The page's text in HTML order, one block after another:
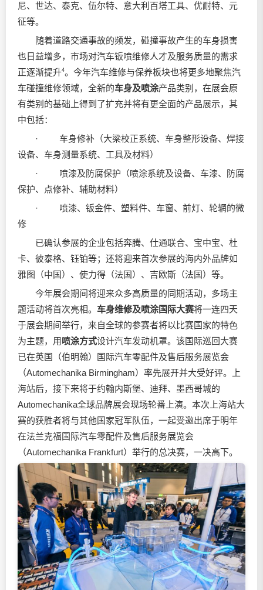
尼、世达、泰克、伍尔特、意大利百塔工具、优耐特、元
征等。
随着道路交通事故的频发，碰撞事故产生的车身损害
也日益增多，市场对汽车钣喷维修人才及服务质量的需求
正逐渐提升4。今年汽车维修与保养板块也将更多地聚焦汽
车碰撞维修领域，全新的车身及喷涂产品类别，在展会原
有类别的基础上得到了扩充并将有更全面的产品展示，其
中包括：
· 车身修补（大梁校正系统、车身整形设备、焊接
设备、车身测量系统、工具及材料）
· 喷漆及防腐保护（喷涂系统及设备、车漆、防腐
保护、点修补、辅助材料）
· 喷漆、钣金件、塑料件、车窗、前灯、轮辋的微
修
已确认参展的企业包括奔腾、仕通联合、宝中宝、杜
卡、彼泰格、钰铂等；还将迎来首次参展的海内外品牌如
雅图（中国）、使力得（法国）、吉欧斯（法国）等。
今年展会期间将迎来众多高质量的同期活动，多场主
题活动将首次亮相。 车身维修及喷涂国际大赛将一连四天
于展会期间举行，来自全球的参赛者将以比赛国家的特色
为主题，用喷涂方式设计汽车发动机罩。该国际巡回大赛
已在英国（伯明翰）国际汽车零配件及售后服务展览会
（Automechanika Birmingham）率先展开并大受好评。上
海站后，接下来将于约翰内斯堡、迪拜、墨西哥城的
Automechanika全球品牌展会现场轮番上演。本次上海站大
赛的获胜者将与其他国家冠军队伍，一起受邀出席于明年
在法兰克福国际汽车零配件及售后服务展览会
（Automechanika Frankfurt）举行的总决赛，一决高下。